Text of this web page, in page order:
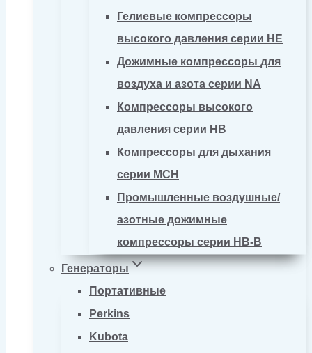
Гелиевые компрессоры
высокого давления серии HE
Дожимные компрессоры для
воздуха и азота серии NA
Компрессоры высокого
давления серии HB
Компрессоры для дыхания
серии MCH
Промышленные воздушные/
азотные дожимные
компрессоры серии HB-B
Генераторы
Портативные
Perkins
Kubota